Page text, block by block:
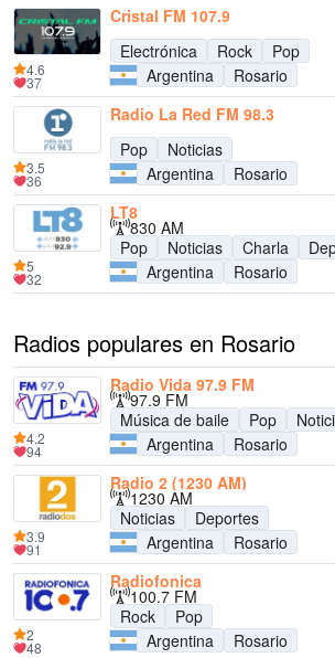
Cristal FM 107.9
Electrónica
Rock
Pop
Argentina
Rosario
4.6
37
Radio La Red FM 98.3
Pop
Noticias
Argentina
Rosario
3.5
36
LT8
830 AM
Pop
Noticias Charla
Argentina
Rosario
5
32
Radios populares en Rosario
Radio Vida 97.9 FM
97.9 FM
Música de baile
Pop
Argentina
Rosario
4.2
94
Radio 2 (1230 AM)
1230 AM
Noticias
Deportes
Argentina
Rosario
3.9
91
Radiofonica
100.7 FM
Rock
Pop
Argentina
Rosario
2
48